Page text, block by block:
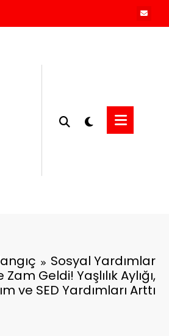
Sosyal Yardımlar
Geldi! Yaşlılık Aylığı,
ve SED Yardımları Arttı